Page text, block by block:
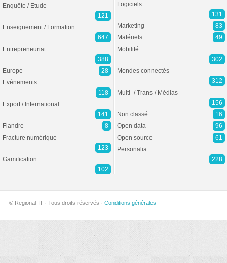
Enquête / Etude
121
Enseignement / Formation
647
Entrepreneuriat
388
Europe
28
Evénements
118
Export / International
141
Flandre
8
Fracture numérique
123
Gamification
102
Logiciels
131
Marketing
83
Matériels
49
Mobilité
302
Mondes connectés
312
Multi- / Trans-/ Médias
156
Non classé
16
Open data
96
Open source
61
Personalia
228
© Regional-IT · Tous droits réservés · Conditions générales